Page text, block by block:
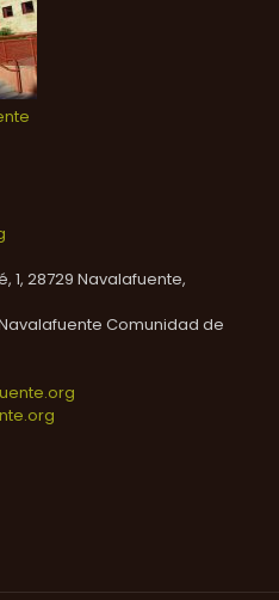
1, 28729 Navalafuente,
Comunidad de